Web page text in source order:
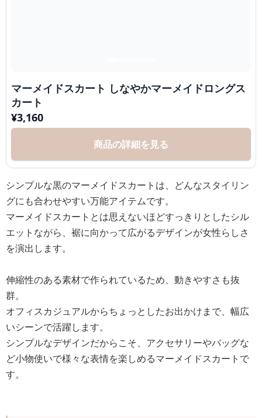
マーメイドスカート しなやかマーメイドロングス
カート
¥3,160
商品の詳細を見る
シンプルな黒のマーメイドスカートは、どんなスタイリン
グにも合わせやすい万能アイテムです。
マーメイドスカートとは思えないほどすっきりとしたシル
エットながら、裾に向かって広がるデザインが女性らしさ
を演出します。
伸縮性のある素材で作られているため、動きやすさも抜
群。
オフィスカジュアルからちょっとしたお出かけまで、幅広
いシーンで活躍します。
シンプルなデザインだからこそ、アクセサリーやバッグな
ど小物使いで様々な表情を楽しめるマーメイドスカートで
す。